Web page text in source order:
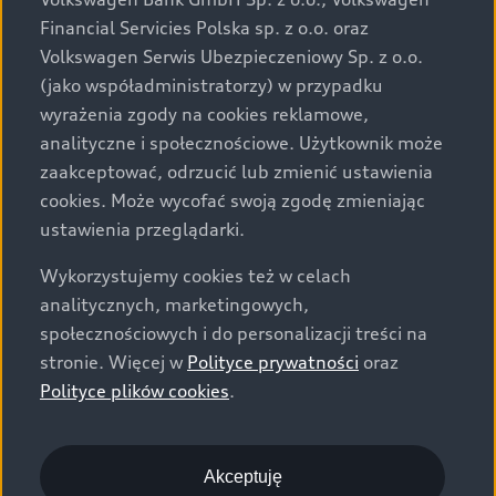
za dopłatą. Wiążące ustalenie ceny, wyposażenia i
specyfikacji pojazdu następują w umowie sprzedaży, a
określenie parametrów technicznych zawiera
świadectwo homologacji typu pojazdu. Zastrzegamy
sobie prawo do zmian i pomyłek. Wszelkie informacje
prezentowane na stronie są aktualne na dzień ich
zamieszczania. W celu uzyskania najnowszych
informacji prosimy kontaktować się z Partnerem Marki
Audi.
Wszystkie produkowane obecnie samochody marki Audi
są wykonywane z materiałów spełniających pod
względem możliwości odzysku i recyklingu wymagania
określone w normie ISO 22628 i są zgodne z
europejskimi świadectwami homologacji wydanymi wg
o.o. podlega obowiązkowi zapewnienia wszystkim
użytkownikom samochodów marki Volkswagen sieci
Financial Servicies Polska sp. z o.o. oraz
Volkswagen Serwis Ubezpieczeniowy Sp. z o.o.
(jako współadministratorzy) w przypadku
wyrażenia zgody na cookies reklamowe,
analityczne i społecznościowe. Użytkownik może
zaakceptować, odrzucić lub zmienić ustawienia
cookies. Może wycofać swoją zgodę zmieniając
ustawienia przeglądarki.
Wykorzystujemy cookies też w celach
analitycznych, marketingowych,
społecznościowych i do personalizacji treści na
stronie. Więcej w Polityce prywatności oraz
Polityce plików cookies.
Akceptuję